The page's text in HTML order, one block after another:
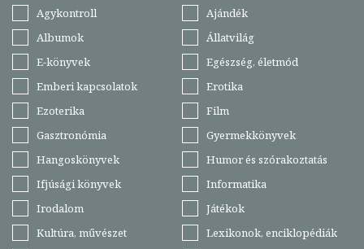
Agykontroll
Ajándék
Albumok
Állatvilág
E-könyvek
Egészség, életmód
Emberi kapcsolatok
Erotika
Ezoterika
Film
Gasztronómia
Gyermekkönyvek
Hangoskönyvek
Humor és szórakoztatás
Ifjúsági könyvek
Informatika
Irodalom
Játékok
Kultúra, művészet
Lexikonok, enciklopédiák